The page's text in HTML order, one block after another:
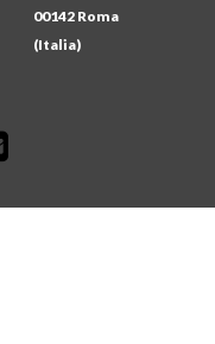
00142 Roma
(Italia)